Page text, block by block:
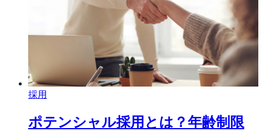
採用
ポテンシャル採用とは？年齢制限